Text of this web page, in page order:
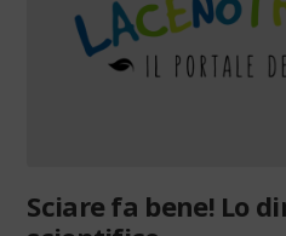
Sciare fa bene! Lo